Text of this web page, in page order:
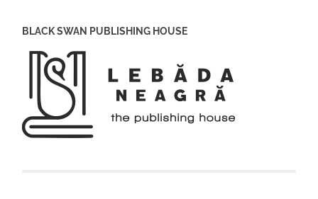
BLACK SWAN PUBLISHING HOUSE